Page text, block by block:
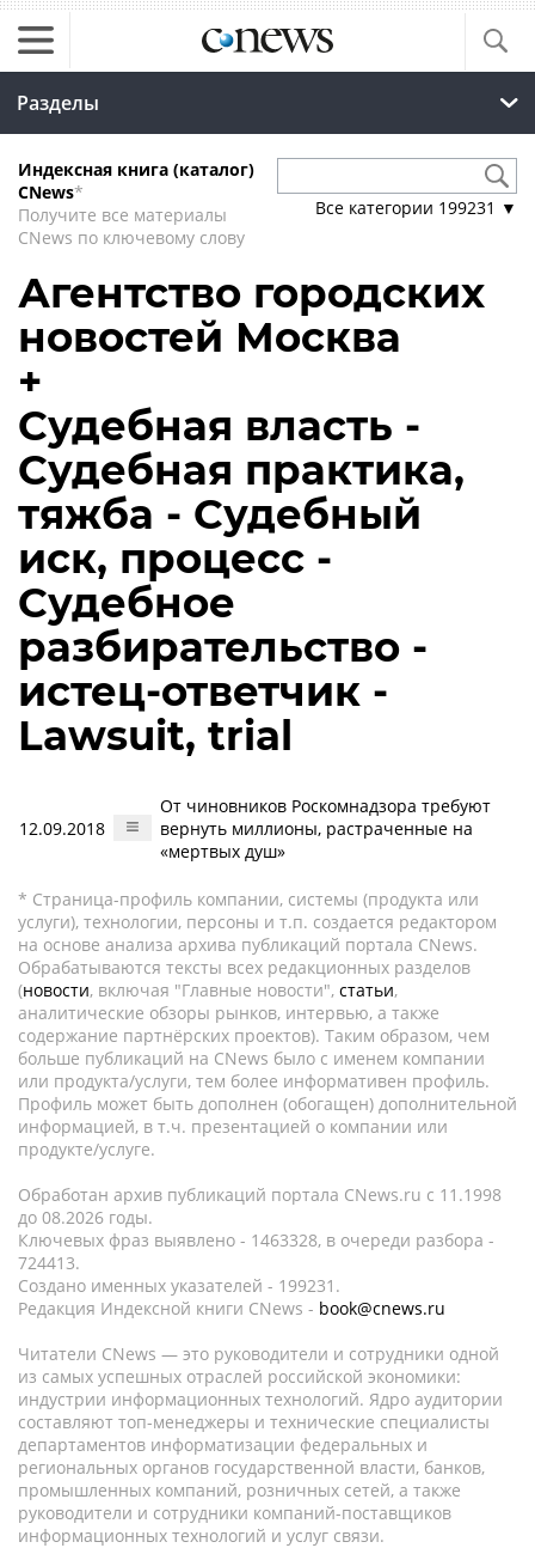
Разделы
Индексная книга (каталог)
CNews*
Получите все материалы
CNews по ключевому слову
Все категории 199231 ▼
Агентство городских
новостей Москва
+
Судебная власть -
Судебная практика,
тяжба - Судебный
иск, процесс -
Судебное
разбирательство -
истец-ответчик -
Lawsuit, trial
12.09.2018
От чиновников Роскомнадзора требуют
вернуть миллионы, растраченные на
«мертвых душ»
* Страница-профиль компании, системы (продукта или
услуги), технологии, персоны и т.п. создается редактором
на основе анализа архива публикаций портала CNews.
Обрабатываются тексты всех редакционных разделов
(новости, включая "Главные новости", статьи,
аналитические обзоры рынков, интервью, а также
содержание партнёрских проектов). Таким образом, чем
больше публикаций на CNews было с именем компании
или продукта/услуги, тем более информативен профиль.
Профиль может быть дополнен (обогащен) дополнительной
информацией, в т.ч. презентацией о компании или
продукте/услуге.
Обработан архив публикаций портала CNews.ru c 11.1998
до 08.2026 годы.
Ключевых фраз выявлено - 1463328, в очереди разбора -
724413.
Создано именных указателей - 199231.
Редакция Индексной книги CNews - book@cnews.ru
Читатели CNews — это руководители и сотрудники одной
из самых успешных отраслей российской экономики:
индустрии информационных технологий. Ядро аудитории
составляют топ-менеджеры и технические специалисты
департаментов информатизации федеральных и
региональных органов государственной власти, банков,
промышленных компаний, розничных сетей, а также
руководители и сотрудники компаний-поставщиков
информационных технологий и услуг связи.